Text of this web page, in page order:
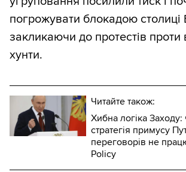
погрожувати блокадою столиці
закликаючи до протестів проти
хунти.
Читайте також:
Хибна логіка
стратегія примусу
переговорів не
Policy